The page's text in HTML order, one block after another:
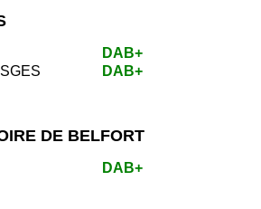
DAB+
DAB+
DE BELFORT
DAB+